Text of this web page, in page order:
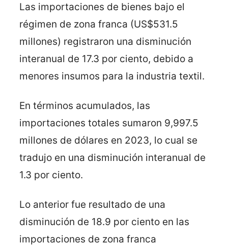
Las importaciones de bienes bajo el
régimen de zona franca (US$531.5
millones) registraron una disminución
interanual de 17.3 por ciento, debido a
menores insumos para la industria textil.
En términos acumulados, las
importaciones totales sumaron 9,997.5
millones de dólares en 2023, lo cual se
tradujo en una disminución interanual de
1.3 por ciento.
Lo anterior fue resultado de una
disminución de 18.9 por ciento en las
importaciones de zona franca